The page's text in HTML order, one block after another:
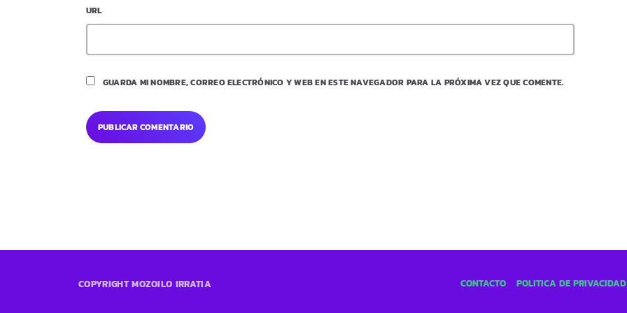
URL
GUARDA MI NOMBRE, CORREO ELECTRÓNICO Y WEB EN ESTE NAVEGADOR PARA LA PRÓXIMA VEZ QUE COMENTE.
COPYRIGHT MOZOILO IRRATIA CONTACTO POLÍTICA DE PRIVACIDAD